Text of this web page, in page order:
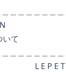
て
B O U